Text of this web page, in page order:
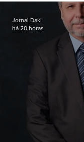
Jornal Daki
há 20 horas